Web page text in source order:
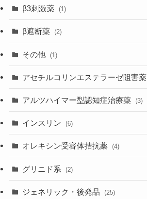
β3刺激薬 (1)
β遮断薬 (2)
その他 (1)
アセチルコリンエステラーゼ阻害薬
アルツハイマー型認知症治療薬 (3)
インスリン (6)
オレキシン受容体拮抗薬 (4)
グリニド系 (2)
ジェネリック・後発品 (25)